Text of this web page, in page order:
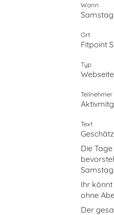
Wann
Samstag
Ort
Fitpoint
Typ
Webseite
Teilnehmer
Text
Die
Ihr
ohne
Der